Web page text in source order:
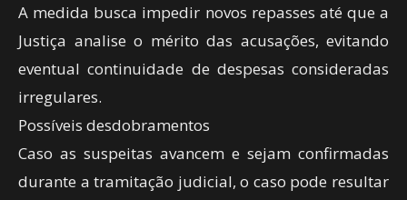
A medida busca impedir novos repasses até que a
Justiça analise o mérito das acusações, evitando
eventual continuidade de despesas consideradas
irregulares.
Possíveis desdobramentos
Caso as suspeitas avancem e sejam confirmadas
durante a tramitação judicial, o caso pode resultar